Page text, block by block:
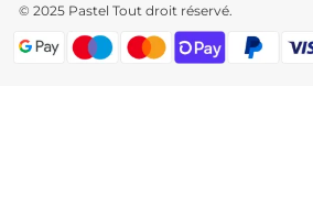
© 2025 Pastel Tout droit réservé.